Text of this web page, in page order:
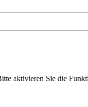
aktivieren Sie die